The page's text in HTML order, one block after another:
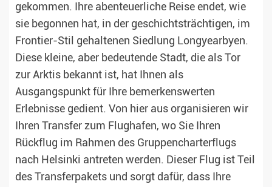
gekommen. Ihre abenteuerliche Reise endet, wie
sie begonnen hat, in der geschichtsträchtigen, im
Frontier-Stil gehaltenen Siedlung Longyearbyen.
Diese kleine, aber bedeutende Stadt, die als Tor
zur Arktis bekannt ist, hat Ihnen als
Ausgangspunkt für Ihre bemerkenswerten
Erlebnisse gedient. Von hier aus organisieren wir
Ihren Transfer zum Flughafen, wo Sie Ihren
Rückflug im Rahmen des Gruppencharterflugs
nach Helsinki antreten werden. Dieser Flug ist Teil
des Transferpakets und sorgt dafür, dass Ihre